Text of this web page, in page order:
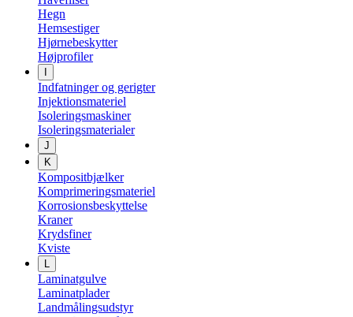
Hegn
Hemsestiger
Hjørnebeskytter
Højprofiler
Indfatninger og gerigter
Injektionsmateriel
Isoleringsmaskiner
Isoleringsmaterialer
J
K
Kompositbjælker
Komprimeringsmateriel
Korrosionsbeskyttelse
Kraner
Krydsfiner
Kviste
L
Laminatgulve
Laminatplader
Landmålingsudstyr